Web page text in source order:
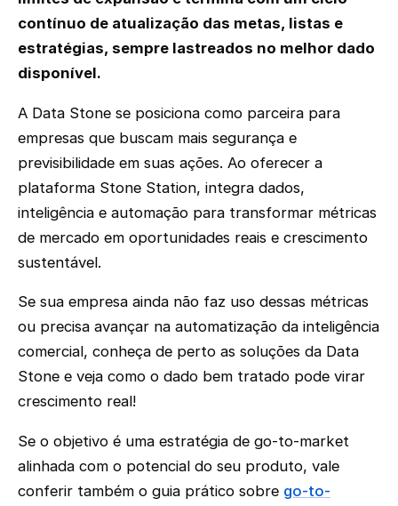
contínuo de atualização das metas, listas e
estratégias, sempre lastreados no melhor dado
disponível.
A Data Stone se posiciona como parceira para
empresas que buscam mais segurança e
previsibilidade em suas ações. Ao oferecer a
plataforma Stone Station, integra dados,
inteligência e automação para transformar métricas
de mercado em oportunidades reais e crescimento
sustentável.
Se sua empresa ainda não faz uso dessas métricas
ou precisa avançar na automatização da inteligência
comercial, conheça de perto as soluções da Data
Stone e veja como o dado bem tratado pode virar
crescimento real!
Se o objetivo é uma estratégia de go-to-market
alinhada com o potencial do seu produto, vale
conferir também o guia prático sobre go-to-